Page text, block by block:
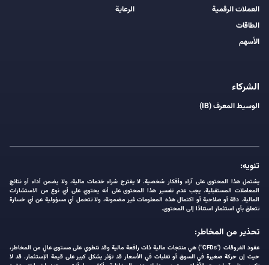
العملات الرقمية
الطاقات
الأسهم
الرعاية
الشركاء
الوسيط المعرف (IB)
تنويه:
يشتمل هذا المحتوى على آراء وأفكار شخصية. لا يقترح شراء خدمات مالية، ولا يضمن أداء أو نتائج
المعاملات المستقبلية. يجب عدم تفسير هذا المحتوى على أنه يحتوي على أي نوع من الاستشارات
المالية. دقة أو صلاحية أو اكتمال هذه المعلومات غير مضمونة، ولا تتحمل أي مسؤولية عن أي خسارة
تتعلق بأي استثمار استنادًا إلى المحتوى.
تحذير من المخاطر:
عقود الفروقات ("CFDs") هي منتجات مالية ذات رافعة مالية وقد تنطوي على مستوى عالٍ من المخاطر،
حيث إن حركة صغيرة في السوق أو تقلبات في الأسعار قد تؤثر بشكل كبير على قيمة الإستثمار. قد لا